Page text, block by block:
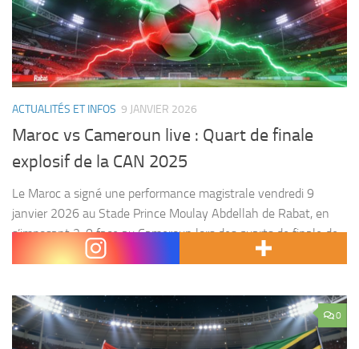
ACTUALITÉS ET INFOS 9 JANVIER 2026
Maroc vs Cameroun live : Quart de finale
explosif de la CAN 2025
Le Maroc a signé une performance magistrale vendredi 9
janvier 2026 au Stade Prince Moulay Abdellah de Rabat, en
s’imposant 2-0 face au Cameroun lors des quarts de finale de
la Coupe d’Afrique des...
0